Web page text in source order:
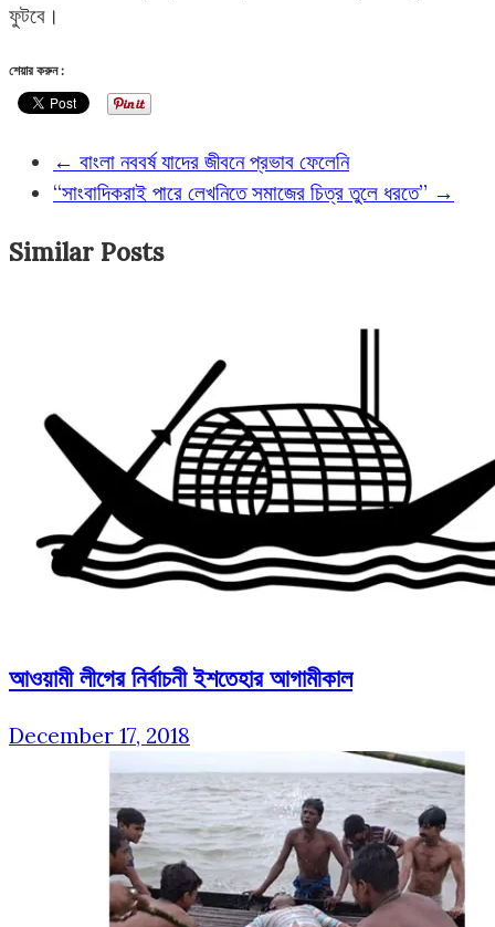
ফুটবে।
শেয়ার করুন :
← বাংলা নববর্ষ যাদের জীবনে প্রভাব ফেলেনি
“সাংবাদিকরাই পারে লেখনিতে সমাজের চিত্র তুলে ধরতে” →
Similar Posts
আওয়ামী লীগের নির্বাচনী ইশতেহার আগামীকাল
December 17, 2018